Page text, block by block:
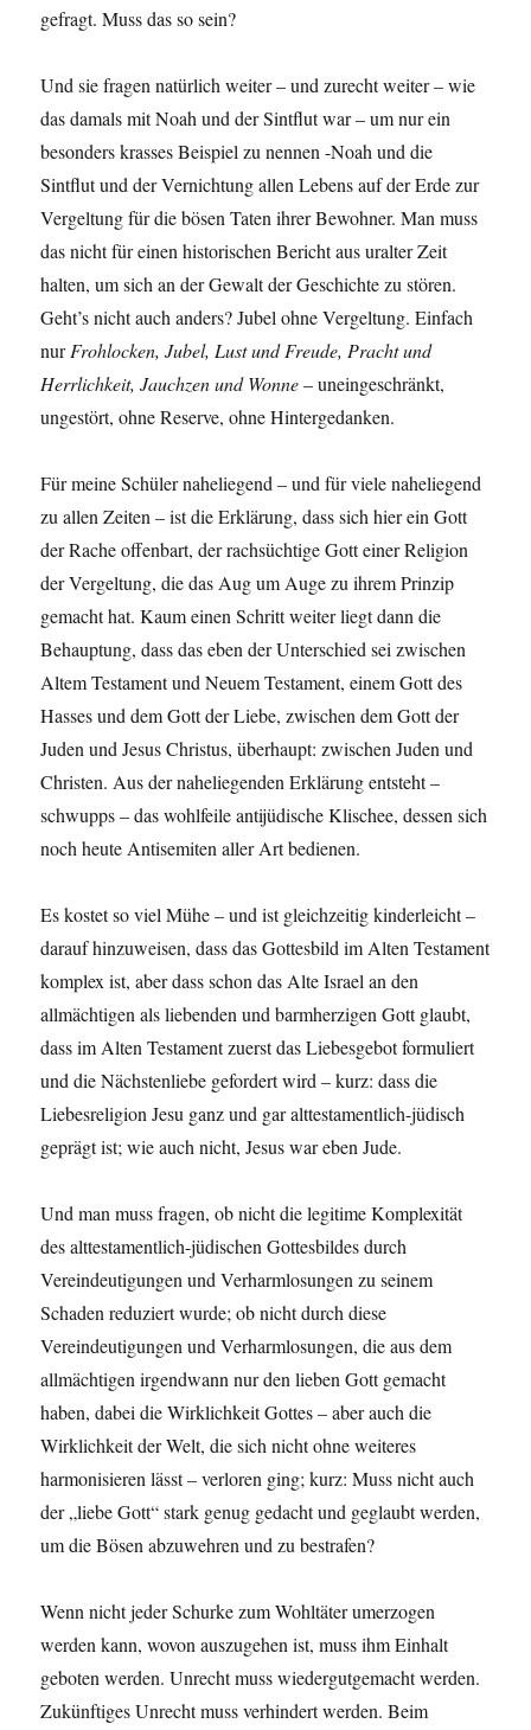
gefragt. Muss das so sein?
Und sie fragen natürlich weiter – und zurecht weiter – wie
das damals mit Noah und der Sintflut war – um nur ein
besonders krasses Beispiel zu nennen -Noah und die
Sintflut und der Vernichtung allen Lebens auf der Erde zur
Vergeltung für die bösen Taten ihrer Bewohner. Man muss
das nicht für einen historischen Bericht aus uralter Zeit
halten, um sich an der Gewalt der Geschichte zu stören.
Geht’s nicht auch anders? Jubel ohne Vergeltung. Einfach
nurFrohlocken, Jubel, Lust und Freude, Pracht und
Herrlichkeit, Jauchzen und Wonne– uneingeschränkt,
ungestört, ohne Reserve, ohne Hintergedanken.
Für meine Schüler naheliegend – und für viele naheliegend
zu allen Zeiten – ist die Erklärung, dass sich hier ein Gott
der Rache offenbart, der rachsüchtige Gott einer Religion
der Vergeltung, die das Aug um Auge zu ihrem Prinzip
gemacht hat. Kaum einen Schritt weiter liegt dann die
Behauptung, dass das eben der Unterschied sei zwischen
Altem Testament und Neuem Testament, einem Gott des
Hasses und dem Gott der Liebe, zwischen dem Gott der
Juden und Jesus Christus, überhaupt: zwischen Juden und
Christen. Aus der naheliegenden Erklärung entsteht –
schwupps – das wohlfeile antijüdische Klischee, dessen sich
noch heute Antisemiten aller Art bedienen.
Es kostet so viel Mühe – und ist gleichzeitig kinderleicht –
darauf hinzuweisen, dass das Gottesbild im Alten Testament
komplex ist, aber dass schon das Alte Israel an den
allmächtigen als liebenden und barmherzigen Gott glaubt,
dass im Alten Testament zuerst das Liebesgebot formuliert
und die Nächstenliebe gefordert wird – kurz: dass die
Liebesreligion Jesu ganz und gar alttestamentlich-jüdisch
geprägt ist; wie auch nicht, Jesus war eben Jude.
Und man muss fragen, ob nicht die legitime Komplexität
des alttestamentlich-jüdischen Gottesbildes durch
Vereindeutigungen und Verharmlosungen zu seinem
Schaden reduziert wurde; ob nicht durch diese
Vereindeutigungen und Verharmlosungen, die aus dem
allmächtigen irgendwann nur den lieben Gott gemacht
haben, dabei die Wirklichkeit Gottes – aber auch die
Wirklichkeit der Welt, die sich nicht ohne weiteres
harmonisieren lässt – verloren ging; kurz: Muss nicht auch
der „liebe Gott“ stark genug gedacht und geglaubt werden,
um die Bösen abzuwehren und zu bestrafen?
Wenn nicht jeder Schurke zum Wohltäter umerzogen
werden kann, wovon auszugehen ist, muss ihm Einhalt
geboten werden. Unrecht muss wiedergutgemacht werden.
Zukünftiges Unrecht muss verhindert werden. Beim